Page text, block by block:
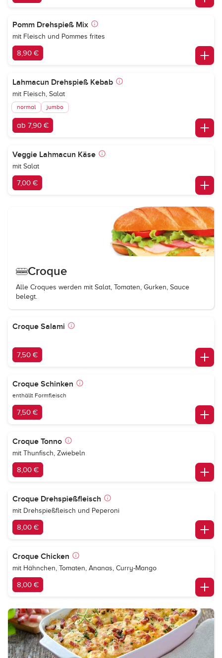
Pomm Drehspieß Mix
mit Fleisch und Pommes frites
8,90 €
Lahmacun Drehspieß Kebab
mit Fleisch, Salat
normal jumbo
ab 7,90 €
Veggie Lahmacun Käse
mit Salat
7,00 €
Croque
Alle Croques werden mit Salat, Tomaten, Gurken, Sauce
belegt.
Croque Salami
7,50 €
Croque Schinken
enthällt Formfleisch
7,50 €
Croque Tonno
mit Thunfisch, Zwiebeln
8,00 €
Croque Drehspießfleisch
mit Drehspießfleisch und Peperoni
8,00 €
Croque Chicken
mit Hähnchen, Tomaten, Ananas, Curry-Mango
8,00 €